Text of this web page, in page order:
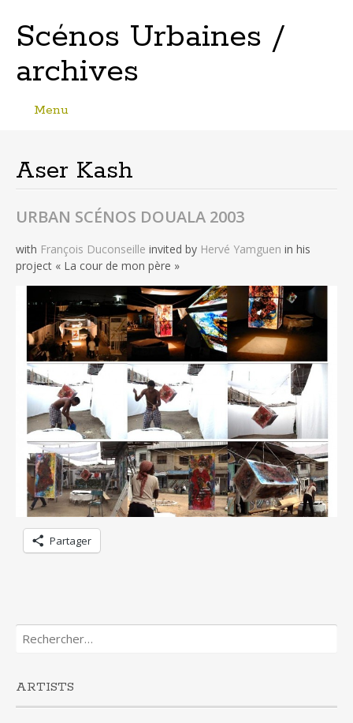
Scénos Urbaines /
archives
Menu
Aser Kash
URBAN SCÉNOS DOUALA 2003
with François Duconseille invited by Hervé Yamguen in his
project « La cour de mon père »
Partager
Rechercher :
ARTISTS